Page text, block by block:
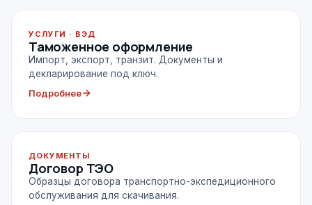
УСЛУГИ · ВЭД
Таможенное оформление
Импорт, экспорт, транзит. Документы и
декларирование под ключ.
Подробнее
ДОКУМЕНТЫ
Договор ТЭО
Образцы договора транспортно-экспедиционного
обслуживания для скачивания.